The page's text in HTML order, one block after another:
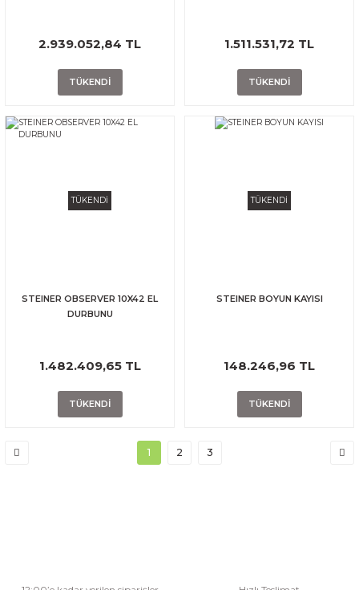
2.939.052,84 TL
TÜKENDİ
1.511.531,72 TL
TÜKENDİ
TÜKENDİ
STEINER OBSERVER 10X42 EL
DURBUNU
1.482.409,65 TL
TÜKENDİ
TÜKENDİ
STEINER BOYUN KAYISI
148.246,96 TL
TÜKENDİ
1 2 3